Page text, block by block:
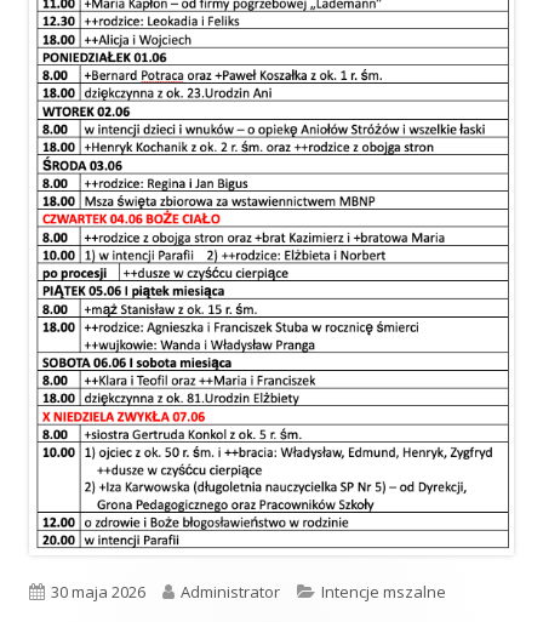
Opublikowano
30 maja 2026 Autor
Administrator Kategorie
Intencje mszalne